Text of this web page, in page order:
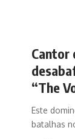
Cantor
“The
Este
batalhas